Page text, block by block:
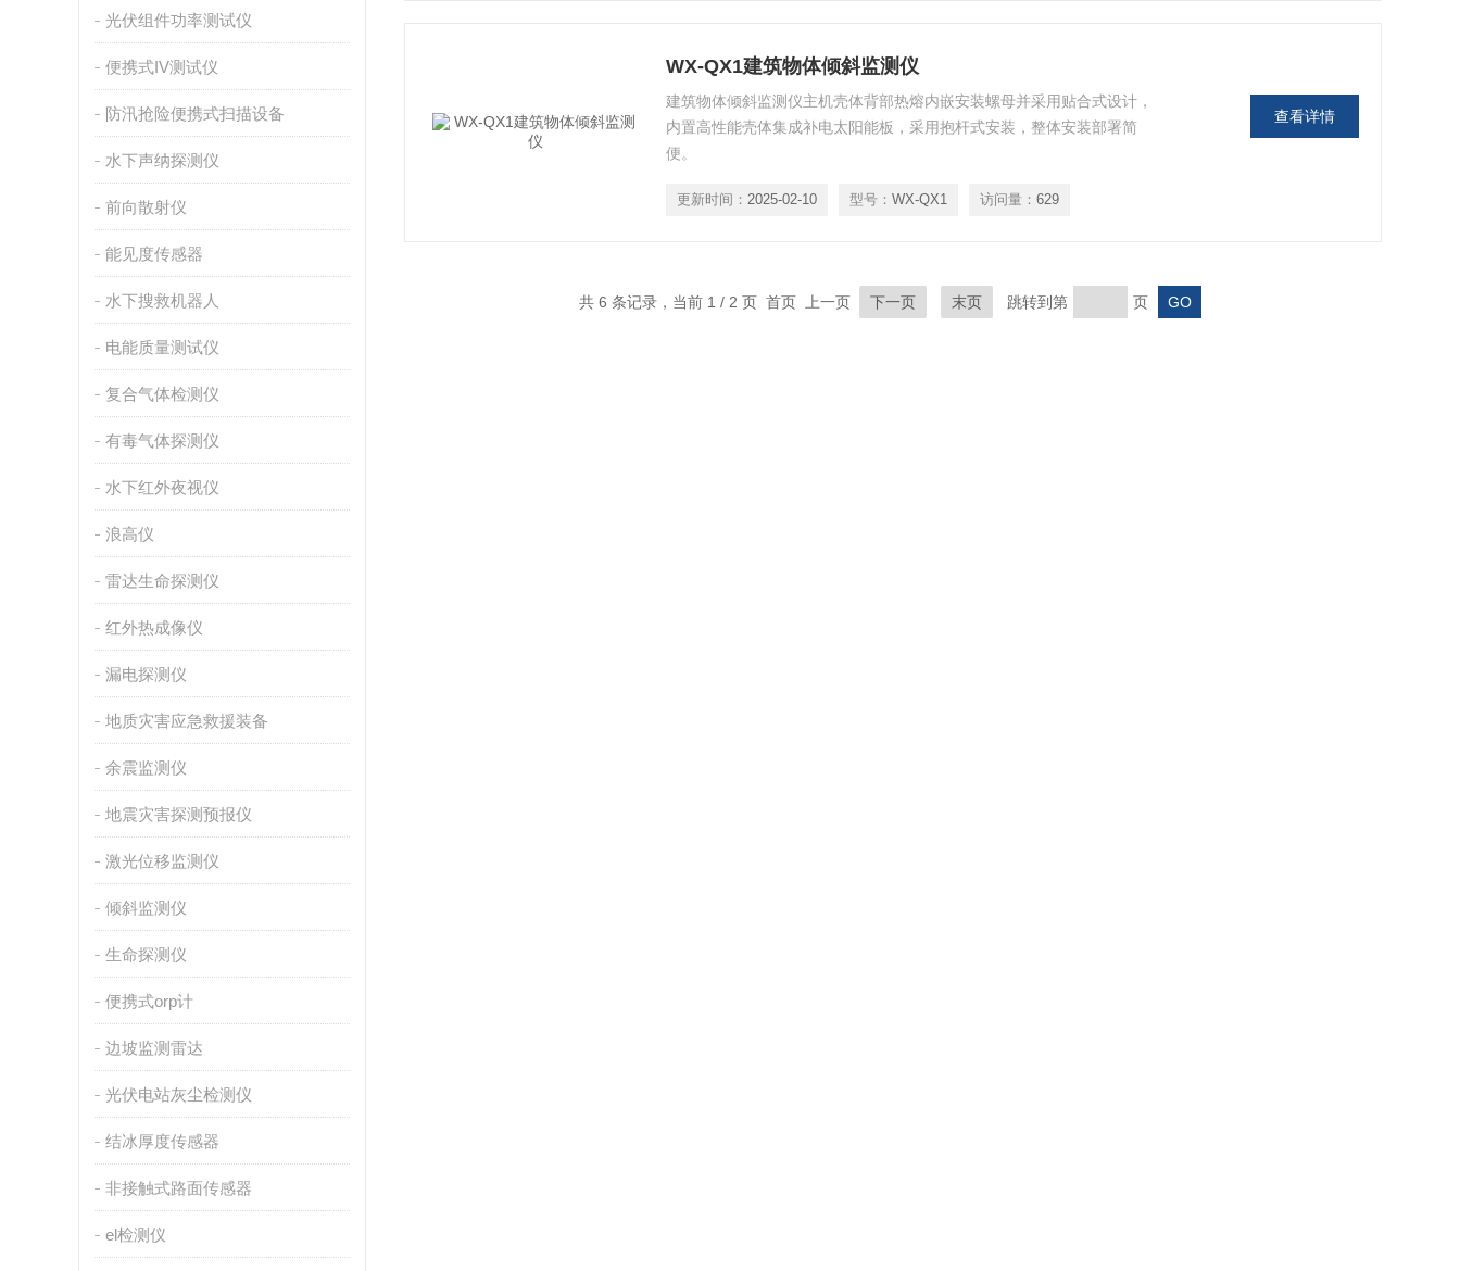
光伏组件功率测试仪
便携式IV测试仪
防汛抢险便携式扫描设备
水下声纳探测仪
前向散射仪
能见度传感器
水下搜救机器人
电能质量测试仪
复合气体检测仪
有毒气体探测仪
水下红外夜视仪
浪高仪
雷达生命探测仪
红外热成像仪
漏电探测仪
地质灾害应急救援装备
余震监测仪
地震灾害探测预报仪
激光位移监测仪
倾斜监测仪
生命探测仪
便携式orp计
边坡监测雷达
光伏电站灰尘检测仪
结冰厚度传感器
非接触式路面传感器
el检测仪
WX-QX1建筑物体倾斜监测仪
建筑物体倾斜监测仪主机壳体背部热熔内嵌安装螺母并采用贴合式设计，
内置高性能壳体集成补电太阳能板，采用抱杆式安装，整体安装部署简
便。
更新时间： 2025-02-10 型号： WX-QX1 访问量： 629
查看详情
共 6 条记录，当前 1 / 2 页 首页 上一页 下一页 末页 跳转到第 页